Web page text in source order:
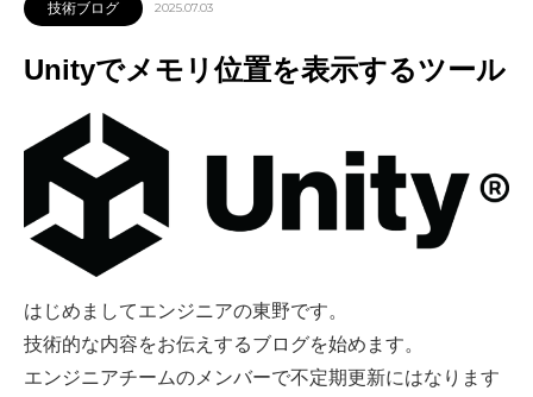
技術ブログ 2025.07.03
Unityでメモリ位置を表示するツール
はじめましてエンジニアの東野です。
技術的な内容をお伝えするブログを始めます。
エンジニアチームのメンバーで不定期更新にはなります